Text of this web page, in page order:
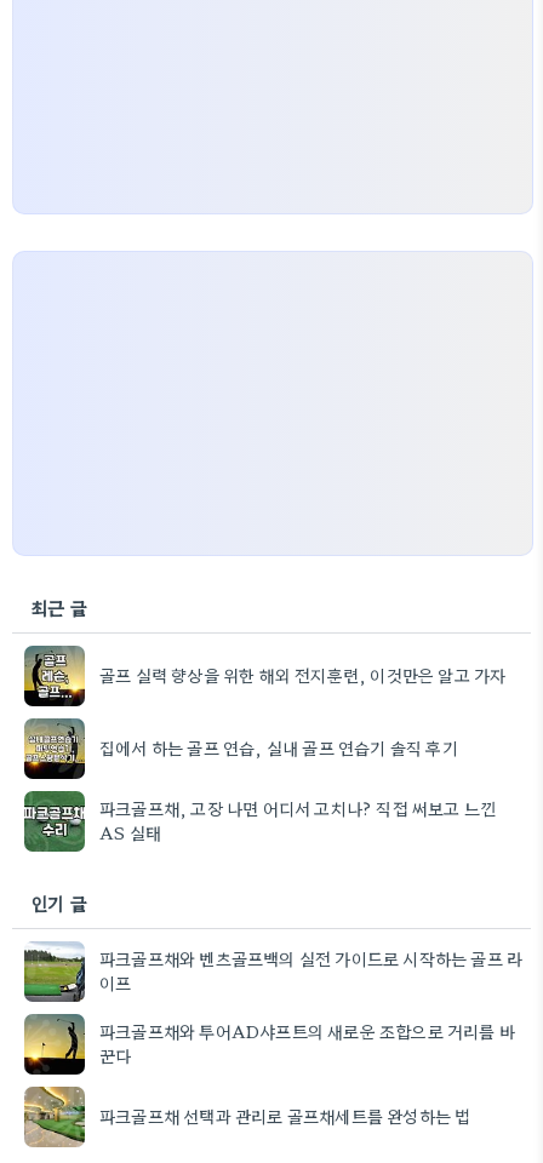
최근 글
골프 실력 향상을 위한 해외 전지훈련, 이것만은 알고 가자
집에서 하는 골프 연습, 실내 골프 연습기 솔직 후기
파크골프채, 고장 나면 어디서 고치나? 직접 써보고 느낀
AS 실태
인기 글
파크골프채와 벤츠골프백의 실전 가이드로 시작하는 골프 라
이프
파크골프채와 투어AD샤프트의 새로운 조합으로 거리를 바
꾼다
파크골프채 선택과 관리로 골프채세트를 완성하는 법